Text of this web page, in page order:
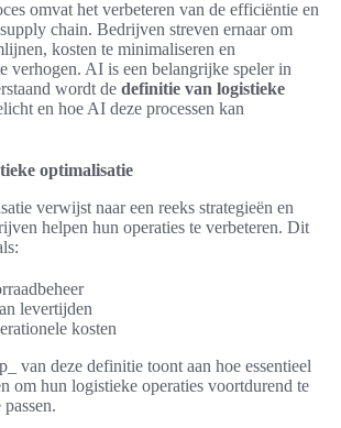
omvat het verbeteren van de efficiëntie en
chain. Bedrijven streven ernaar om
kosten te minimaliseren en
verhogen. AI is een belangrijke speler in
wordt de definitie van logistieke
en hoe AI deze processen kan
optimalisatie
verwijst naar een reeks strategieën en
helpen hun operaties te verbeteren. Dit
levertijden
kosten
van deze definitie toont aan hoe essentieel
om hun logistieke operaties voortdurend te